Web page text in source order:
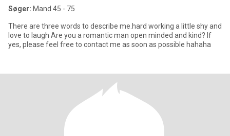
Søger: Mand 45 - 75
There are three words to describe me.hard working a little shy and
love to laugh Are you a romantic man open minded and kind? If
yes, please feel free to contact me as soon as possible hahaha